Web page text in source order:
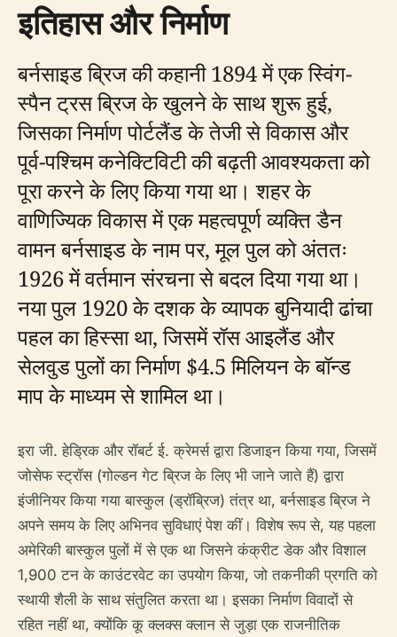
इतिहास और निर्माण
बर्नसाइड ब्रिज की कहानी 1894 में एक स्विंग-
स्पैन ट्रस ब्रिज के खुलने के साथ शुरू हुई,
जिसका निर्माण पोर्टलैंड के तेजी से विकास और
पूर्व-पश्चिम कनेक्टिविटी की बढ़ती आवश्यकता को
पूरा करने के लिए किया गया था। शहर के
वाणिज्यिक विकास में एक महत्वपूर्ण व्यक्ति डैन
वामन बर्नसाइड के नाम पर, मूल पुल को अंततः
1926 में वर्तमान संरचना से बदल दिया गया था।
नया पुल 1920 के दशक के व्यापक बुनियादी ढांचा
पहल का हिस्सा था, जिसमें रॉस आइलैंड और
सेलवुड पुलों का निर्माण $4.5 मिलियन के बॉन्ड
माप के माध्यम से शामिल था।
इरा जी. हेड्रिक और रॉबर्ट ई. क्रेमर्स द्वारा डिजाइन किया गया, जिसमें
जोसेफ स्ट्रॉस (गोल्डन गेट ब्रिज के लिए भी जाने जाते हैं) द्वारा
इंजीनियर किया गया बास्कुल (ड्रॉब्रिज) तंत्र था, बर्नसाइड ब्रिज ने
अपने समय के लिए अभिनव सुविधाएं पेश कीं। विशेष रूप से, यह पहला
अमेरिकी बास्कुल पुलों में से एक था जिसने कंक्रीट डेक और विशाल
1,900 टन के काउंटरवेट का उपयोग किया, जो तकनीकी प्रगति को
स्थायी शैली के साथ संतुलित करता था। इसका निर्माण विवादों से
रहित नहीं था, क्योंकि कू क्लक्स क्लान से जुड़ा एक राजनीतिक